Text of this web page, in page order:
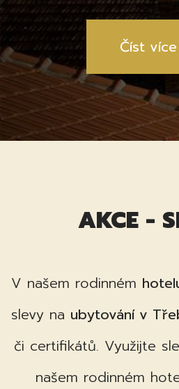
Číst více
AKCE -
V našem rodinném
slevy na ubytování v
či certifikátů. Využijte
našem rodinném